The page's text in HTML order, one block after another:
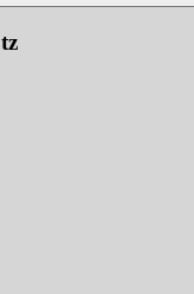
Suchen